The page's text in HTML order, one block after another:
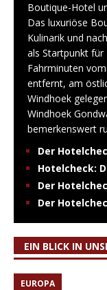
Boutique-Hotel
Das luxuriöse
Kulinarik und
als Startpunkt für
Fahrminuten
entfernt, am
Windhoek
Windhoek
bemerkenswert
Der
Hotelcheck:
Der
Der
EIN BLICK IN
EUROPA